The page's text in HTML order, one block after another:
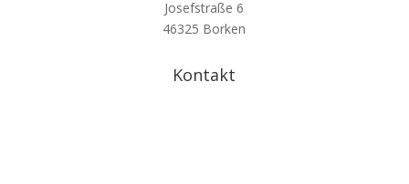
Josefstraße 6
46325 Borken
Kontakt